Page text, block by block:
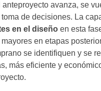
avanza, se
de decisiones. La
en el diseño en esta
en etapas
se identifiquen y se
más eficiente y